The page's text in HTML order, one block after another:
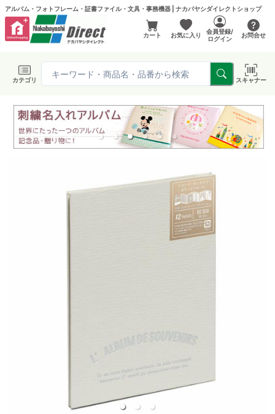
アルバム・フォトフレーム・証書ファイル・文具・事務機器 | ナカバヤシダイレクトショップ
カート お気に入り
会員登録/
ログイン
お問合せ
カテゴリ スキャナー